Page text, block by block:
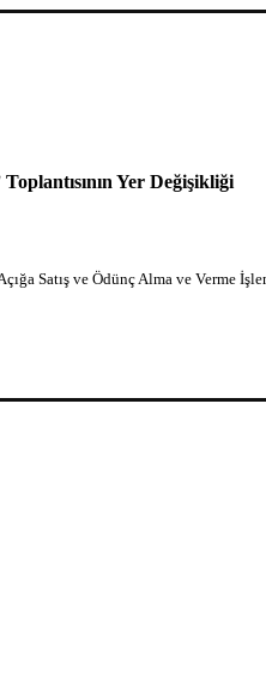
Yer Değişikliği
Satış ve Ödünç Alma ve Verme